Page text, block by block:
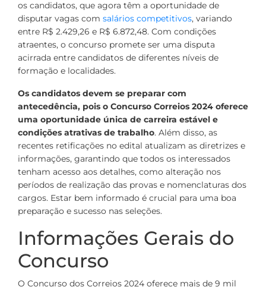
os candidatos, que agora têm a oportunidade de
disputar vagas com salários competitivos, variando
entre R$ 2.429,26 e R$ 6.872,48. Com condições
atraentes, o concurso promete ser uma disputa
acirrada entre candidatos de diferentes níveis de
formação e localidades.
Os candidatos devem se preparar com
antecedência, pois o Concurso Correios 2024 oferece
uma oportunidade única de carreira estável e
condições atrativas de trabalho. Além disso, as
recentes retificações no edital atualizam as diretrizes e
informações, garantindo que todos os interessados
tenham acesso aos detalhes, como alteração nos
períodos de realização das provas e nomenclaturas dos
cargos. Estar bem informado é crucial para uma boa
preparação e sucesso nas seleções.
Informações Gerais do
Concurso
O Concurso dos Correios 2024 oferece mais de 9 mil